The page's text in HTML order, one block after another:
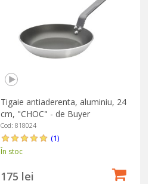
Tigaie antiaderenta, aluminiu, 24
cm, "CHOC" - de Buyer
Cod: 818024
(1)
În stoc
175 lei